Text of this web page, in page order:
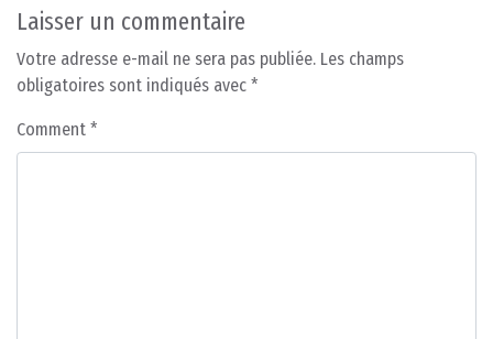
Laisser un commentaire
Votre adresse e-mail ne sera pas publiée. Les champs
obligatoires sont indiqués avec *
Comment *